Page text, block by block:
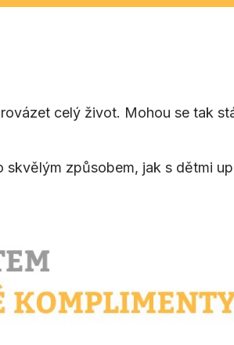
celý život. Mohou se tak
skvělým způsobem, jak s dětmi